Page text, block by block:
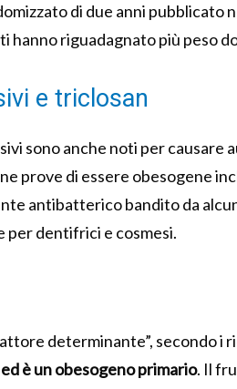
di due anni pubblicato
hanno riguadagnato più peso
e triclosan
sono anche noti per causare
prove di essere obesogene
antibatterico bandito da
per dentifrici e cosmesi.
determinante”, secondo i
è un obesogeno primario. Il